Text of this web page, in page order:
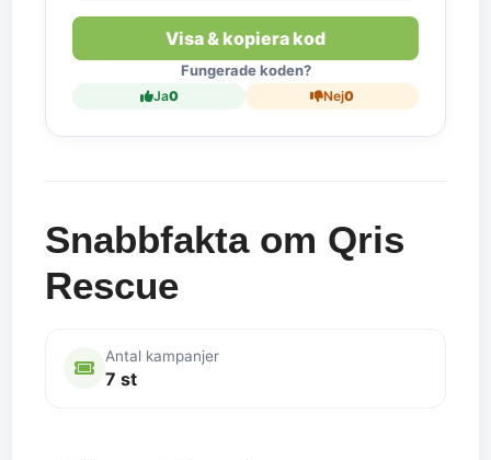
Visa & kopiera kod
Fungerade koden?
Ja0 Nej0
Snabbfakta om Qris
Rescue
Antal kampanjer
7 st